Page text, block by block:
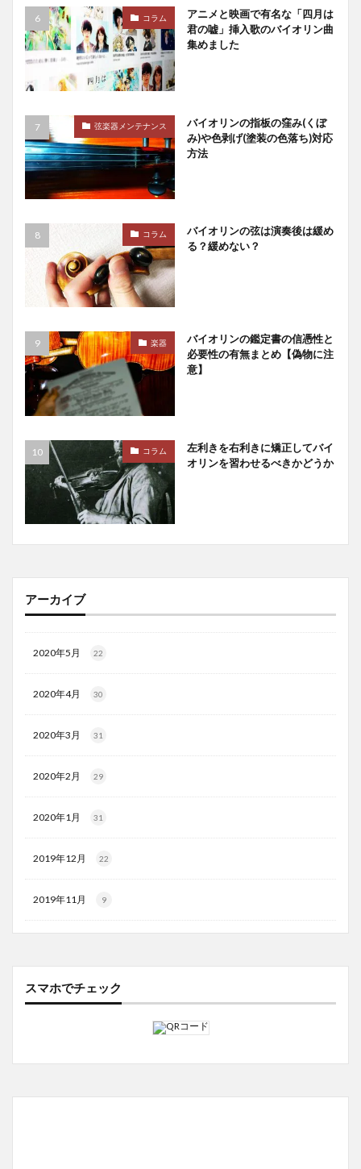
コラム
アニメと映画で有名な「四月は
君の嘘」挿入歌のバイオリン曲
集めました
弦楽器メンテナンス
バイオリンの指板の窪み(くぼ
み)や色剥げ(塗装の色落ち)対応
方法
コラム
バイオリンの弦は演奏後は緩め
る？緩めない？
楽器
バイオリンの鑑定書の信憑性と
必要性の有無まとめ【偽物に注
意】
コラム
左利きを右利きに矯正してバイ
オリンを習わせるべきかどうか
アーカイブ
2020年5月 22
2020年4月 30
2020年3月 31
2020年2月 29
2020年1月 31
2019年12月 22
2019年11月 9
スマホでチェック